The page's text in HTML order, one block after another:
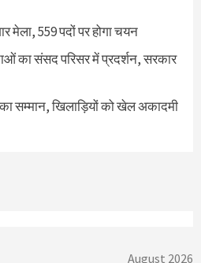
मेला, 559 पदों पर होगा चयन
का संसद परिसर में प्रदर्शन, सरकार
सम्मान, खिलाड़ियों को खेल अकादमी
August 2026